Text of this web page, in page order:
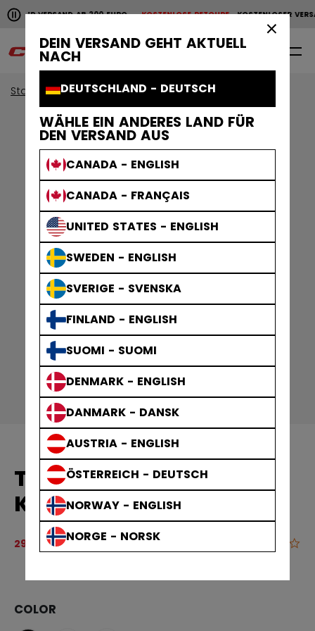
DEIN VERSAND GEHT AKTUELL
NACH
DEUTSCHLAND - DEUTSCH
WÄHLE EIN ANDERES LAND FÜR
DEN VERSAND AUS
CANADA - ENGLISH
CANADA - FRANÇAIS
UNITED STATES - ENGLISH
SWEDEN - ENGLISH
SVERIGE - SVENSKA
FINLAND - ENGLISH
SUOMI - SUOMI
DENMARK - ENGLISH
DANMARK - DANSK
AUSTRIA - ENGLISH
ÖSTERREICH - DEUTSCH
NORWAY - ENGLISH
NORGE - NORSK
Horizontale Bildlaufanimation anhalten.
VERSAND AB 200 EUROKOSTENLOSE RETOURE KOSTENLOSER
KOSTENLOSER VERSAND AB 200 EURO KOSTENLOSE
0
Start Ausverkauf
TEAM FLEECE
KAPUZENPULLOVER
29,95 €Originalpreis vor Rabatt betrug
59,90 € 5 von 5
COLOR